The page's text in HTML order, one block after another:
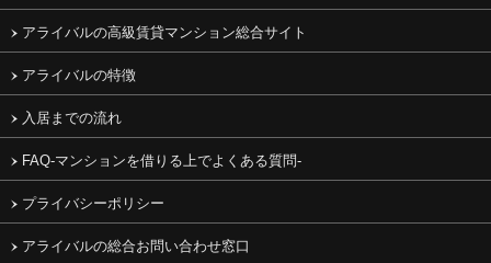
アライバルの高級賃貸マンション総合サイト
アライバルの特徴
入居までの流れ
FAQ-マンションを借りる上でよくある質問-
プライバシーポリシー
アライバルの総合お問い合わせ窓口